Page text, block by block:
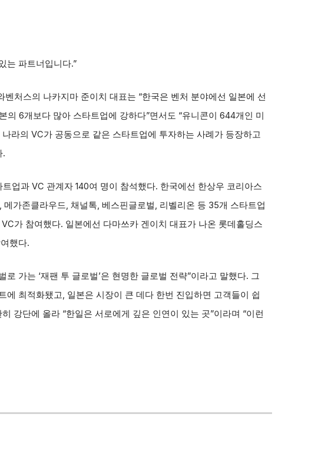
는 파트너입니다.”
처스의 나카지마 준이치 대표는 “한국은 벤처 분야에선 일본에 선
의 6개보다 많아 스타트업에 강하다”면서도 “유니콘이 644개인 미
라의 VC가 공동으로 같은 스타트업에 투자하는 사례가 등장하고
.
업과 VC 관계자 140여 명이 참석했다. 한국에선 한상우 코리아스
가존클라우드, 채널톡, 베스핀글로벌, 리벨리온 등 35개 스타트업
가 참여했다. 일본에선 다마쓰카 겐이치 대표가 나온 롯데홀딩스
했다.
가는 ‘재팬 투 글로벌’은 현명한 글로벌 전략”이라고 말했다. 그
최적화됐고, 일본은 시장이 큰 데다 한번 진입하면 고객들이 쉽
강단에 올라 “한일은 서로에게 깊은 인연이 있는 곳”이라며 “이런